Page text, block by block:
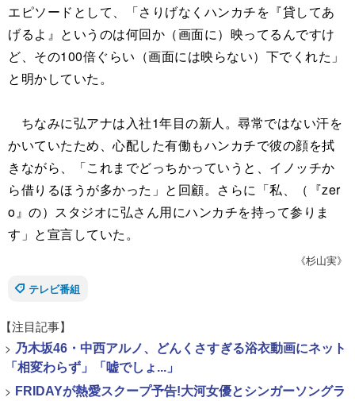
エピソードとして、「さりげなくハンカチを『貸してあ
げるよ』というのは何回か（画面に）映ってるんですけ
ど、その100倍ぐらい（画面には映らない）下でくれた」
と明かしていた。
ちなみに弘アナは入社1年目の新人。尋常ではない汗を
かいていたため、心配した有働もハンカチで彼の顔を拭
きながら、「これまでどっちかっていうと、イノッチか
ら借りるほうが多かった」と回顧。さらに「私、（『zer
o』の）スタジオに弘さん用にハンカチを持って参りま
す」と宣言していた。
《杉山実》
テレビ番組
【注目記事】
> 乃木坂46・中西アルノ、どんくさすぎる浴衣動画にネット
「相変わらず」「嘘でしょ...」
> FRIDAYが熱愛スクープ予告!大河女優とシンガーソングラ